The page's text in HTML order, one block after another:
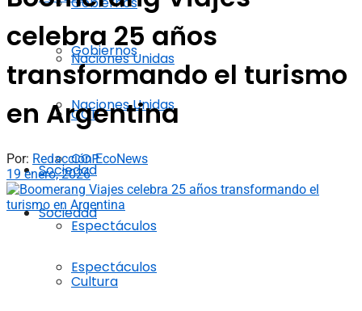
Naciones Unidas
COP
Sociedad
Espectáculos
Cultura
Gobiernos
Naciones Unidas
COP
Sociedad
Espectáculos
celebra 25 años
transformando el turismo
en Argentina
Por: Redacción EcoNews
19 enero, 2026